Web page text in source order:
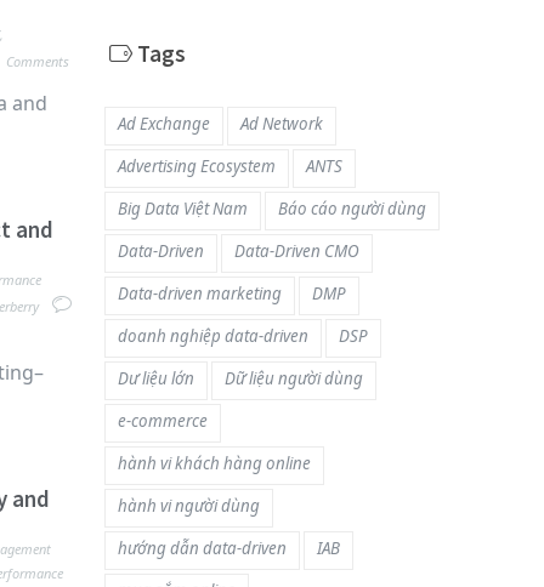
,
Comments
and
and
and
Tags
Ad Exchange
Ad Network
Advertising Ecosystem
ANTS
Big Data Việt Nam
Báo cáo người dùng
Data-Driven
Data-Driven CMO
Data-driven marketing
DMP
doanh nghiệp data-driven
DSP
Dư liệu lớn
Dữ liệu người dùng
e-commerce
hành vi khách hàng online
hành vi người dùng
hướng dẫn data-driven
IAB